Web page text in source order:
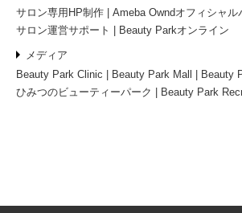
サロン専用HP制作
Ameba Owndオフィシャル
サロン運営サポート
Beauty Parkオンライン
メディア
Beauty Park Clinic
Beauty Park Mall
Beauty
ひみつのビューティーパーク
Beauty Park